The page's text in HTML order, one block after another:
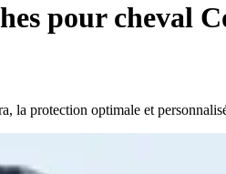
pour cheval
la protection optimale et